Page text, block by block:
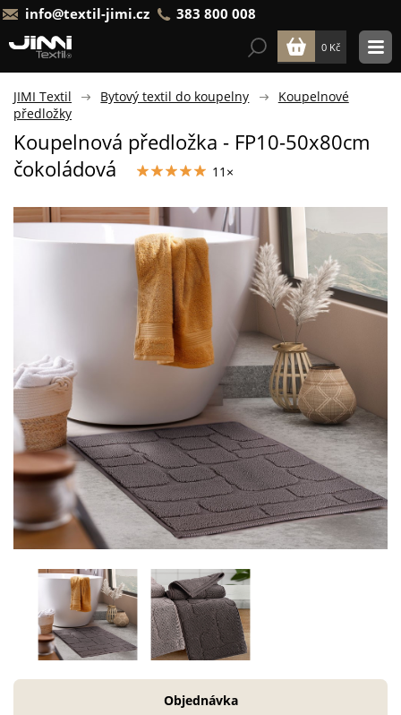
info@textil-jimi.cz 383 800 008
0 Kč
JIMI Textil Bytový textil do koupelny
Koupelnové
předložky
Koupelnová předložka - FP10-50x80cm
čokoládová
11×
Objednávka